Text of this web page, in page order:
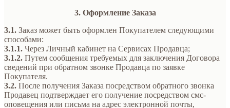
3. Оформление Заказа
3.1. Заказ может быть оформлен Покупателем следующими
способами:
3.1.1. Через Личный кабинет на Сервисах Продавца;
3.1.2. Путем сообщения требуемых для заключения Договора
сведений при обратном звонке Продавца по заявке
Покупателя.
3.2. После получения Заказа посредством обратного звонка
Продавец подтверждает его получение посредством смс-
оповещения или письма на адрес электронной почты,